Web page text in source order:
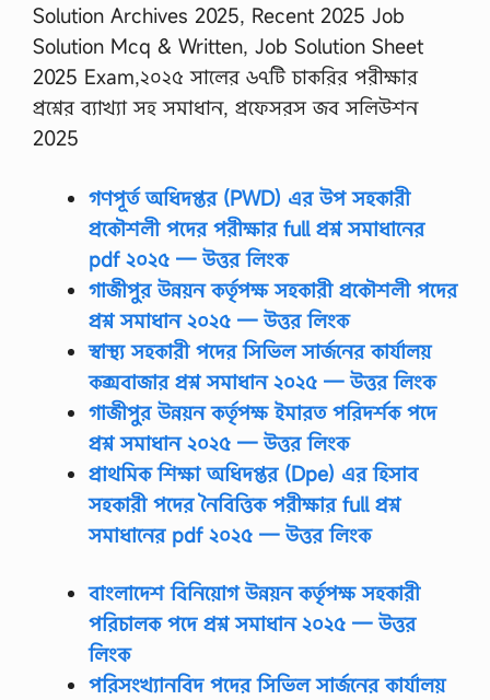
Solution Archives 2025, Recent 2025 Job
Solution Mcq & Written, Job Solution Sheet
2025 Exam,২০২৫ সালের ৬৭টি চাকরির পরীক্ষার
প্রশ্নের ব্যাখ্যা সহ সমাধান, প্রফেসরস জব সলিউশন
2025
গণপূর্ত অধিদপ্তর (PWD) এর উপ সহকারী
প্রকৌশলী পদের পরীক্ষার full প্রশ্ন সমাধানের
pdf ২০২৫ — উত্তর লিংক
গাজীপুর উন্নয়ন কর্তৃপক্ষ সহকারী প্রকৌশলী পদের
প্রশ্ন সমাধান ২০২৫ — উত্তর লিংক
স্বাস্থ্য সহকারী পদের সিভিল সার্জনের কার্যালয়
কক্সবাজার প্রশ্ন সমাধান ২০২৫ — উত্তর লিংক
গাজীপুর উন্নয়ন কর্তৃপক্ষ ইমারত পরিদর্শক পদে
প্রশ্ন সমাধান ২০২৫ — উত্তর লিংক
প্রাথমিক শিক্ষা অধিদপ্তর (Dpe) এর হিসাব
সহকারী পদের নৈবিত্তিক পরীক্ষার full প্রশ্ন
সমাধানের pdf ২০২৫ — উত্তর লিংক
বাংলাদেশ বিনিয়োগ উন্নয়ন কর্তৃপক্ষ সহকারী
পরিচালক পদে প্রশ্ন সমাধান ২০২৫ — উত্তর
লিংক
পরিসংখ্যানবিদ পদের সিভিল সার্জনের কার্যালয়